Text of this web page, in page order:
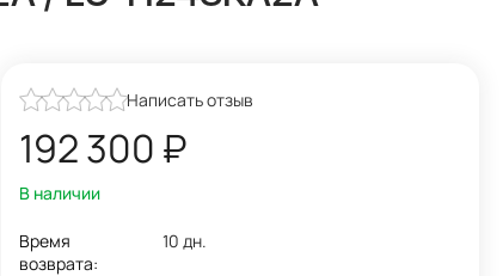
Написать отзыв
192 300 ₽
В наличии
Время
возврата:
10 дн.